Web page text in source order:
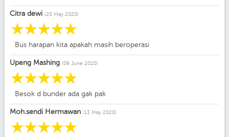
Citra dewi (20 May 2020)
☆
☆
☆
☆
☆
Bus harapan kita apakah masih beroperasi
Upeng Mashing (09 June 2020)
☆
☆
☆
☆
☆
Besok d bunder ada gak pak
Moh.sendi Hermawan (13 May 2020)
☆
☆
☆
☆
☆